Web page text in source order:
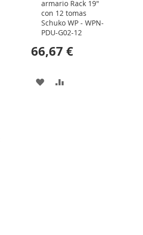
armario Rack 19"
con 12 tomas
Schuko WP - WPN-
PDU-G02-12
66,67 €
AÑADIR